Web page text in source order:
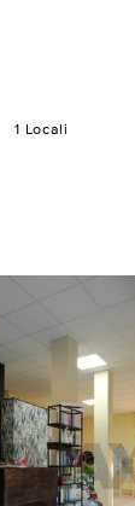
1 Locali